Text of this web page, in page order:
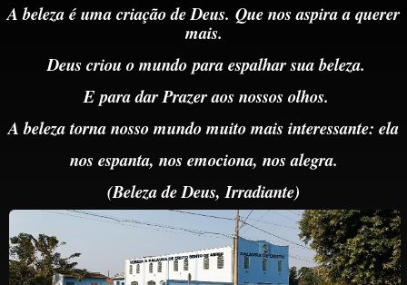
A beleza é uma criação de Deus. Que nos aspira a querer
mais.
Deus criou o mundoparaespalhar sua beleza.
Epara dar Prazer aos nossos olhos.
A beleza torna nosso mundo muito mais interessante: ela
nos espanta, nos emociona, nos alegra.
(Beleza de Deus,Irradiante)